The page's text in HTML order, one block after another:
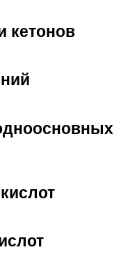
кетонов